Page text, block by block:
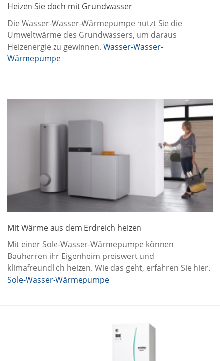
Heizen Sie doch mit Grundwasser
Die Wasser-Wasser-Wärmepumpe nutzt Sie die
Umweltwärme des Grundwassers, um daraus
Heizenergie zu gewinnen. Wasser-Wasser-
Wärmepumpe
Mit Wärme aus dem Erdreich heizen
Mit einer Sole-Wasser-Wärmepumpe können
Bauherren ihr Eigenheim preiswert und
klimafreundlich heizen. Wie das geht, erfahren Sie hier.
Sole-Wasser-Wärmepumpe